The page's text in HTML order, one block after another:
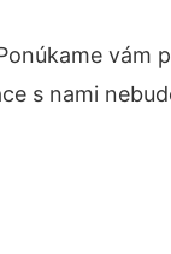
vám
s nami